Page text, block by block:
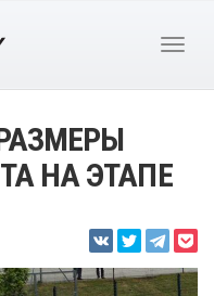
НА ЭТАПЕ